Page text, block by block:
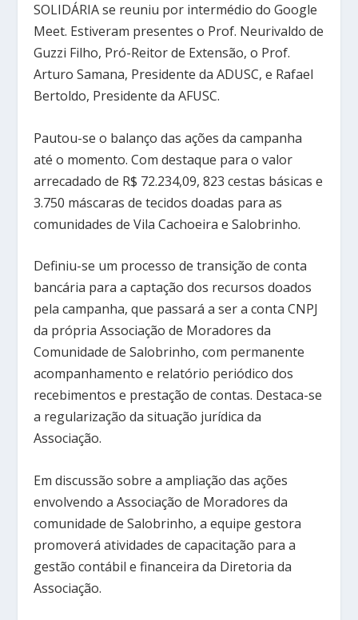
SOLIDÁRIA se reuniu por intermédio do Google
Meet. Estiveram presentes o Prof. Neurivaldo de
Guzzi Filho, Pró-Reitor de Extensão, o Prof.
Arturo Samana, Presidente da ADUSC, e Rafael
Bertoldo, Presidente da AFUSC.
Pautou-se o balanço das ações da campanha
até o momento. Com destaque para o valor
arrecadado de R$ 72.234,09, 823 cestas básicas e
3.750 máscaras de tecidos doadas para as
comunidades de Vila Cachoeira e Salobrinho.
Definiu-se um processo de transição de conta
bancária para a captação dos recursos doados
pela campanha, que passará a ser a conta CNPJ
da própria Associação de Moradores da
Comunidade de Salobrinho, com permanente
acompanhamento e relatório periódico dos
recebimentos e prestação de contas. Destaca-se
a regularização da situação jurídica da
Associação.
Em discussão sobre a ampliação das ações
envolvendo a Associação de Moradores da
comunidade de Salobrinho, a equipe gestora
promoverá atividades de capacitação para a
gestão contábil e financeira da Diretoria da
Associação.